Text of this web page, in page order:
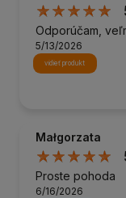
Odporúčam,
5/13/2026
vidieť produkt
Małgorzata
Proste pohoda
6/16/2026